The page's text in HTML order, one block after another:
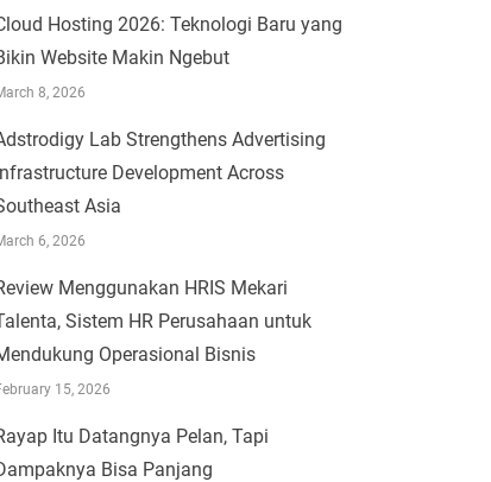
Hosting 2026: Teknologi Baru yang
Website Makin Ngebut
8, 2026
Lab Strengthens Advertising
Development Across
Asia
6, 2026
Menggunakan HRIS Mekari
Sistem HR Perusahaan untuk
Operasional Bisnis
15, 2026
Itu Datangnya Pelan, Tapi
Bisa Panjang